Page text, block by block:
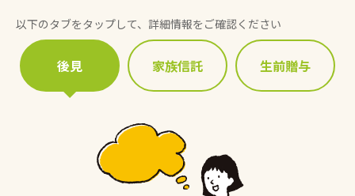
以下のタブをタップして、詳細情報をご確認ください
後見 家族信託 生前贈与